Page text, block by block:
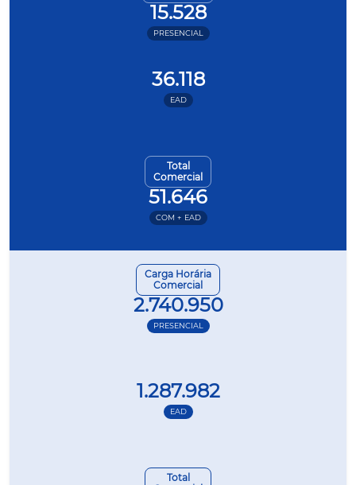
15.528
PRESENCIAL
36.118
EAD
Total
Comercial
51.646
COM + EAD
Carga Horária
Comercial
2.740.950
PRESENCIAL
1.287.982
EAD
Total